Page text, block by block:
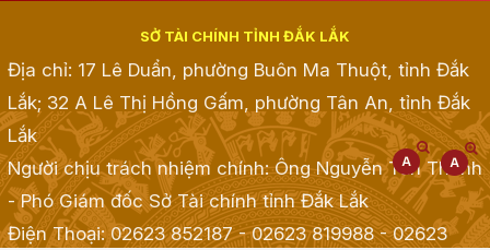
SỞ TÀI CHÍNH TỈNH ĐẮK LẮK
Địa chỉ: 17 Lê Duẩn, phường Buôn Ma Thuột, tỉnh Đắk
Lắk; 32 A Lê Thị Hồng Gấm, phường Tân An, tỉnh Đắk
Lắk
Người chịu trách nhiệm chính: Ông Nguyễn Tấn Thành
- Phó Giám đốc Sở Tài chính tỉnh Đắk Lắk
Điện Thoại: 02623 852187 - 02623 819988 - 02623